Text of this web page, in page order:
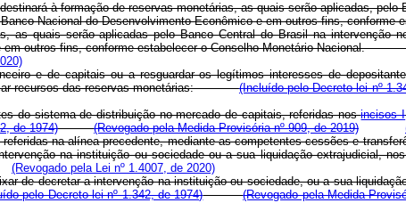
à formação de reservas monetárias, as quais serão aplicadas,
Nacional do Desenvolvimento Econômico e em outros fins, conforme
as quais serão aplicadas pelo Banco Central do Brasil na intervenção
e em outros fins, conforme estabelecer o Conselho Monetário
e de capitais ou a resguardar os legítimos interesses de
aplicar recursos das reservas monetárias:(Incluído pelo Decreto-lei nº
do sistema de distribuição no mercado de capitais, referidas nosincisos I
de 1974) (Revogado pela Medida Provisória nº 909, de 2019)
na alínea precedente, mediante as competentes cessões e
intervenção na instituição ou sociedade ou a sua liquidação
(Revogado pela Lei nº 1.4007, de 2020)
de decretar a intervenção na instituição ou sociedade, ou a sua
pelo Decreto-lei nº 1.342, de 1974) (Revogado pela Medida